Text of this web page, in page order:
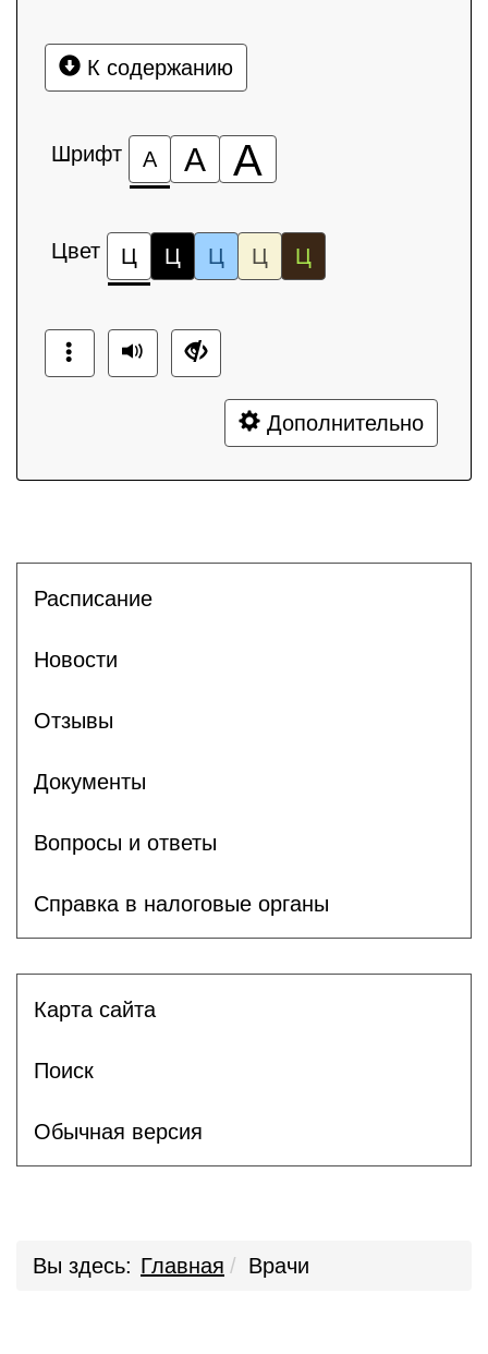
К содержанию
Шрифт А А А
Цвет Ц Ц Ц Ц Ц
Дополнительно
Расписание
Новости
Отзывы
Документы
Вопросы и ответы
Справка в налоговые органы
Карта сайта
Поиск
Обычная версия
Вы здесь: Главная Врачи